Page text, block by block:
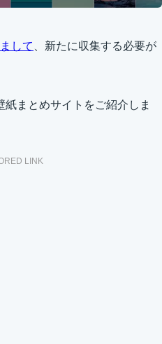
して
、新たに収集する必要が
まとめサイトをご紹介しま
LINK